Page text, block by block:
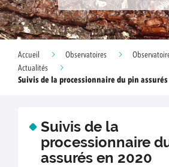
Accueil Observatoires
Actualités
Suivis de la processionnaire du pin assurés
Suivis de la
processionnaire
assurés en 2020